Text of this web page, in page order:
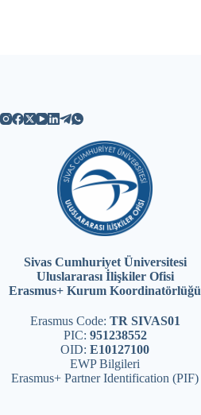
Sivas Cumhuriyet Üniversitesi
Uluslararası İlişkiler Ofisi
Erasmus+ Kurum Koordinatörlüğü
Erasmus Code: TR SIVAS01
PIC: 951238552
OID:E10127100
EWP Bilgileri
Erasmus+ Partner Identification (PIF)